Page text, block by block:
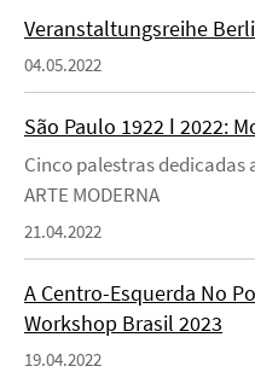
Veranstaltungsreihe
04.05.2022
São Paulo 1922 ǀ 2022:
Cinco palestras dedicadas
ARTE MODERNA
21.04.2022
A Centro-Esquerda No
Workshop Brasil 2023
19.04.2022